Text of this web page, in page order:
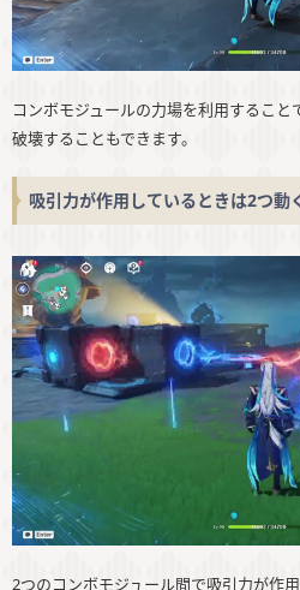
コンボモジュールの力場を利用するこ
破壊することもできます。
吸引力が作用しているときは2つ動
2つのコンボモジュール間で吸引力が作